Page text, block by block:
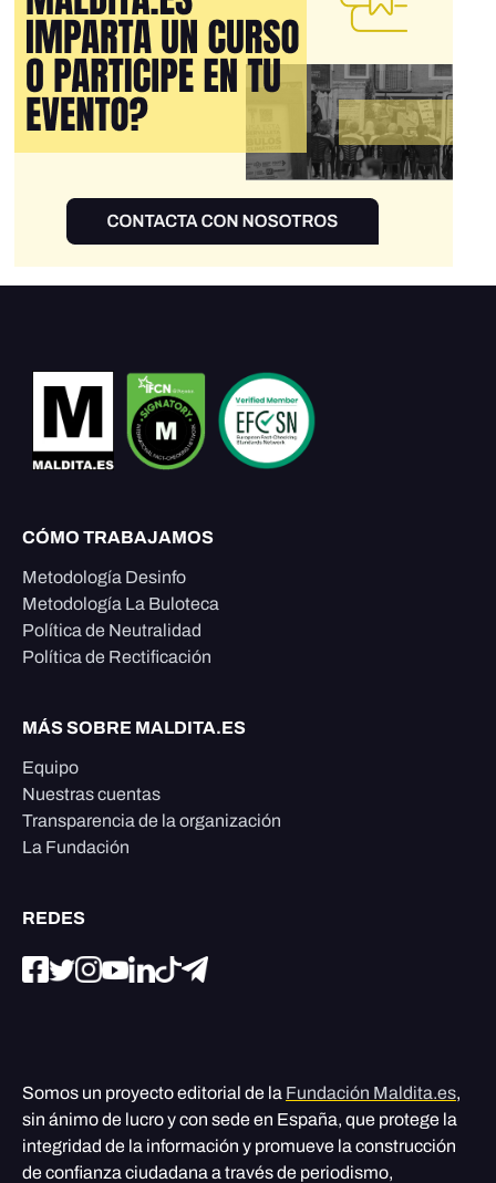
CÓMO TRABAJAMOS
Metodología Desinfo
Metodología La Buloteca
Política de Neutralidad
Política de Rectificación
MÁS SOBRE MALDITA.ES
Equipo
Nuestras cuentas
Transparencia de la organización
La Fundación
REDES
Somos un proyecto editorial de la Fundación Maldita.es,
sin ánimo de lucro y con sede en España, que protege la
integridad de la información y promueve la construcción
de confianza ciudadana a través de periodismo,